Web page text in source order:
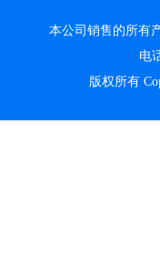
本公司销售的所有
电
版权所有